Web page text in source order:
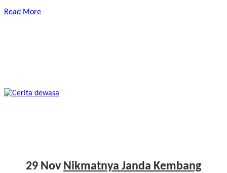
Read More
29 Nov Nikmatnya Janda Kembang